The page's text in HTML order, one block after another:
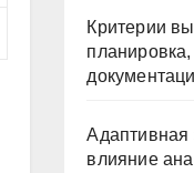
Критерии
Адаптивная
влияние